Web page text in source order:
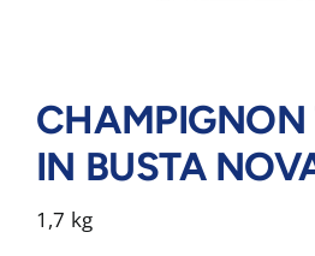
CHAMPIGNON
IN BUSTA
1,7 kg